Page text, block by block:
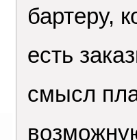
бартеру,
есть
смысл